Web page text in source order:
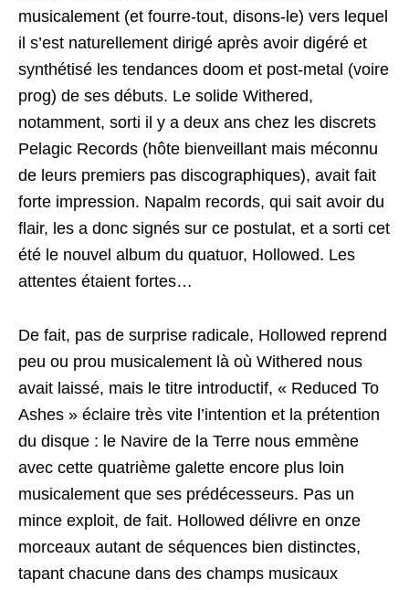
musicalement (et fourre-tout, disons-le) vers lequel
il s’est naturellement dirigé après avoir digéré et
synthétisé les tendances doom et post-metal (voire
prog) de ses débuts. Le solide Withered,
notamment, sorti il y a deux ans chez les discrets
Pelagic Records (hôte bienveillant mais méconnu
de leurs premiers pas discographiques), avait fait
forte impression. Napalm records, qui sait avoir du
flair, les a donc signés sur ce postulat, et a sorti cet
été le nouvel album du quatuor, Hollowed. Les
attentes étaient fortes…
De fait, pas de surprise radicale, Hollowed reprend
peu ou prou musicalement là où Withered nous
avait laissé, mais le titre introductif, « Reduced To
Ashes » éclaire très vite l’intention et la prétention
du disque : le Navire de la Terre nous emmène
avec cette quatrième galette encore plus loin
musicalement que ses prédécesseurs. Pas un
mince exploit, de fait. Hollowed délivre en onze
morceaux autant de séquences bien distinctes,
tapant chacune dans des champs musicaux